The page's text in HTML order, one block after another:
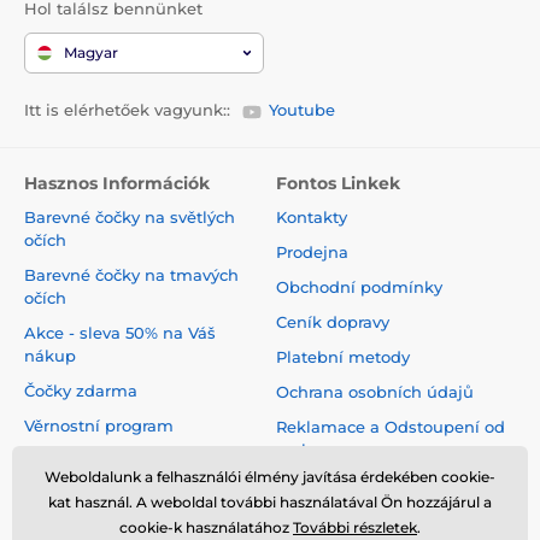
Hol találsz bennünket
Magyar
Itt is elérhetőek vagyunk:: Youtube
Hasznos Információk
Barevné čočky na světlých
očích
Barevné čočky na tmavých
očích
Akce - sleva 50% na Váš
nákup
Čočky zdarma
Věrnostní program
Virtuální zrcadlo
Fontos Linkek
Kontakty
Prodejna
Obchodní podmínky
Ceník dopravy
Platební metody
Ochrana osobních údajů
Reklamace a Odstoupení od
smlouvy
Weboldalunk a felhasználói élmény javítása érdekében cookie-
kat használ. A weboldal további használatával Ön hozzájárul a
cookie-k használatához További részletek.